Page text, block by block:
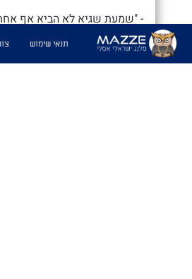
- "שמעת שגיא לא הביא אף
- "מה?? אני לא מאמין שנתנו לו
במקומי. איזה בזבוז תקן"
תנאי שימוש